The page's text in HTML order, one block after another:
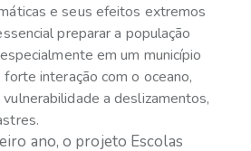
e seus efeitos extremos
preparar a população
em um município
interação com o oceano,
a deslizamentos,
ano, o projeto Escolas